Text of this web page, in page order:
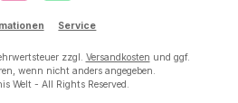
Service
zzgl. Versandkosten und ggf.
wenn nicht anders angegeben.
Welt - All Rights Reserved.